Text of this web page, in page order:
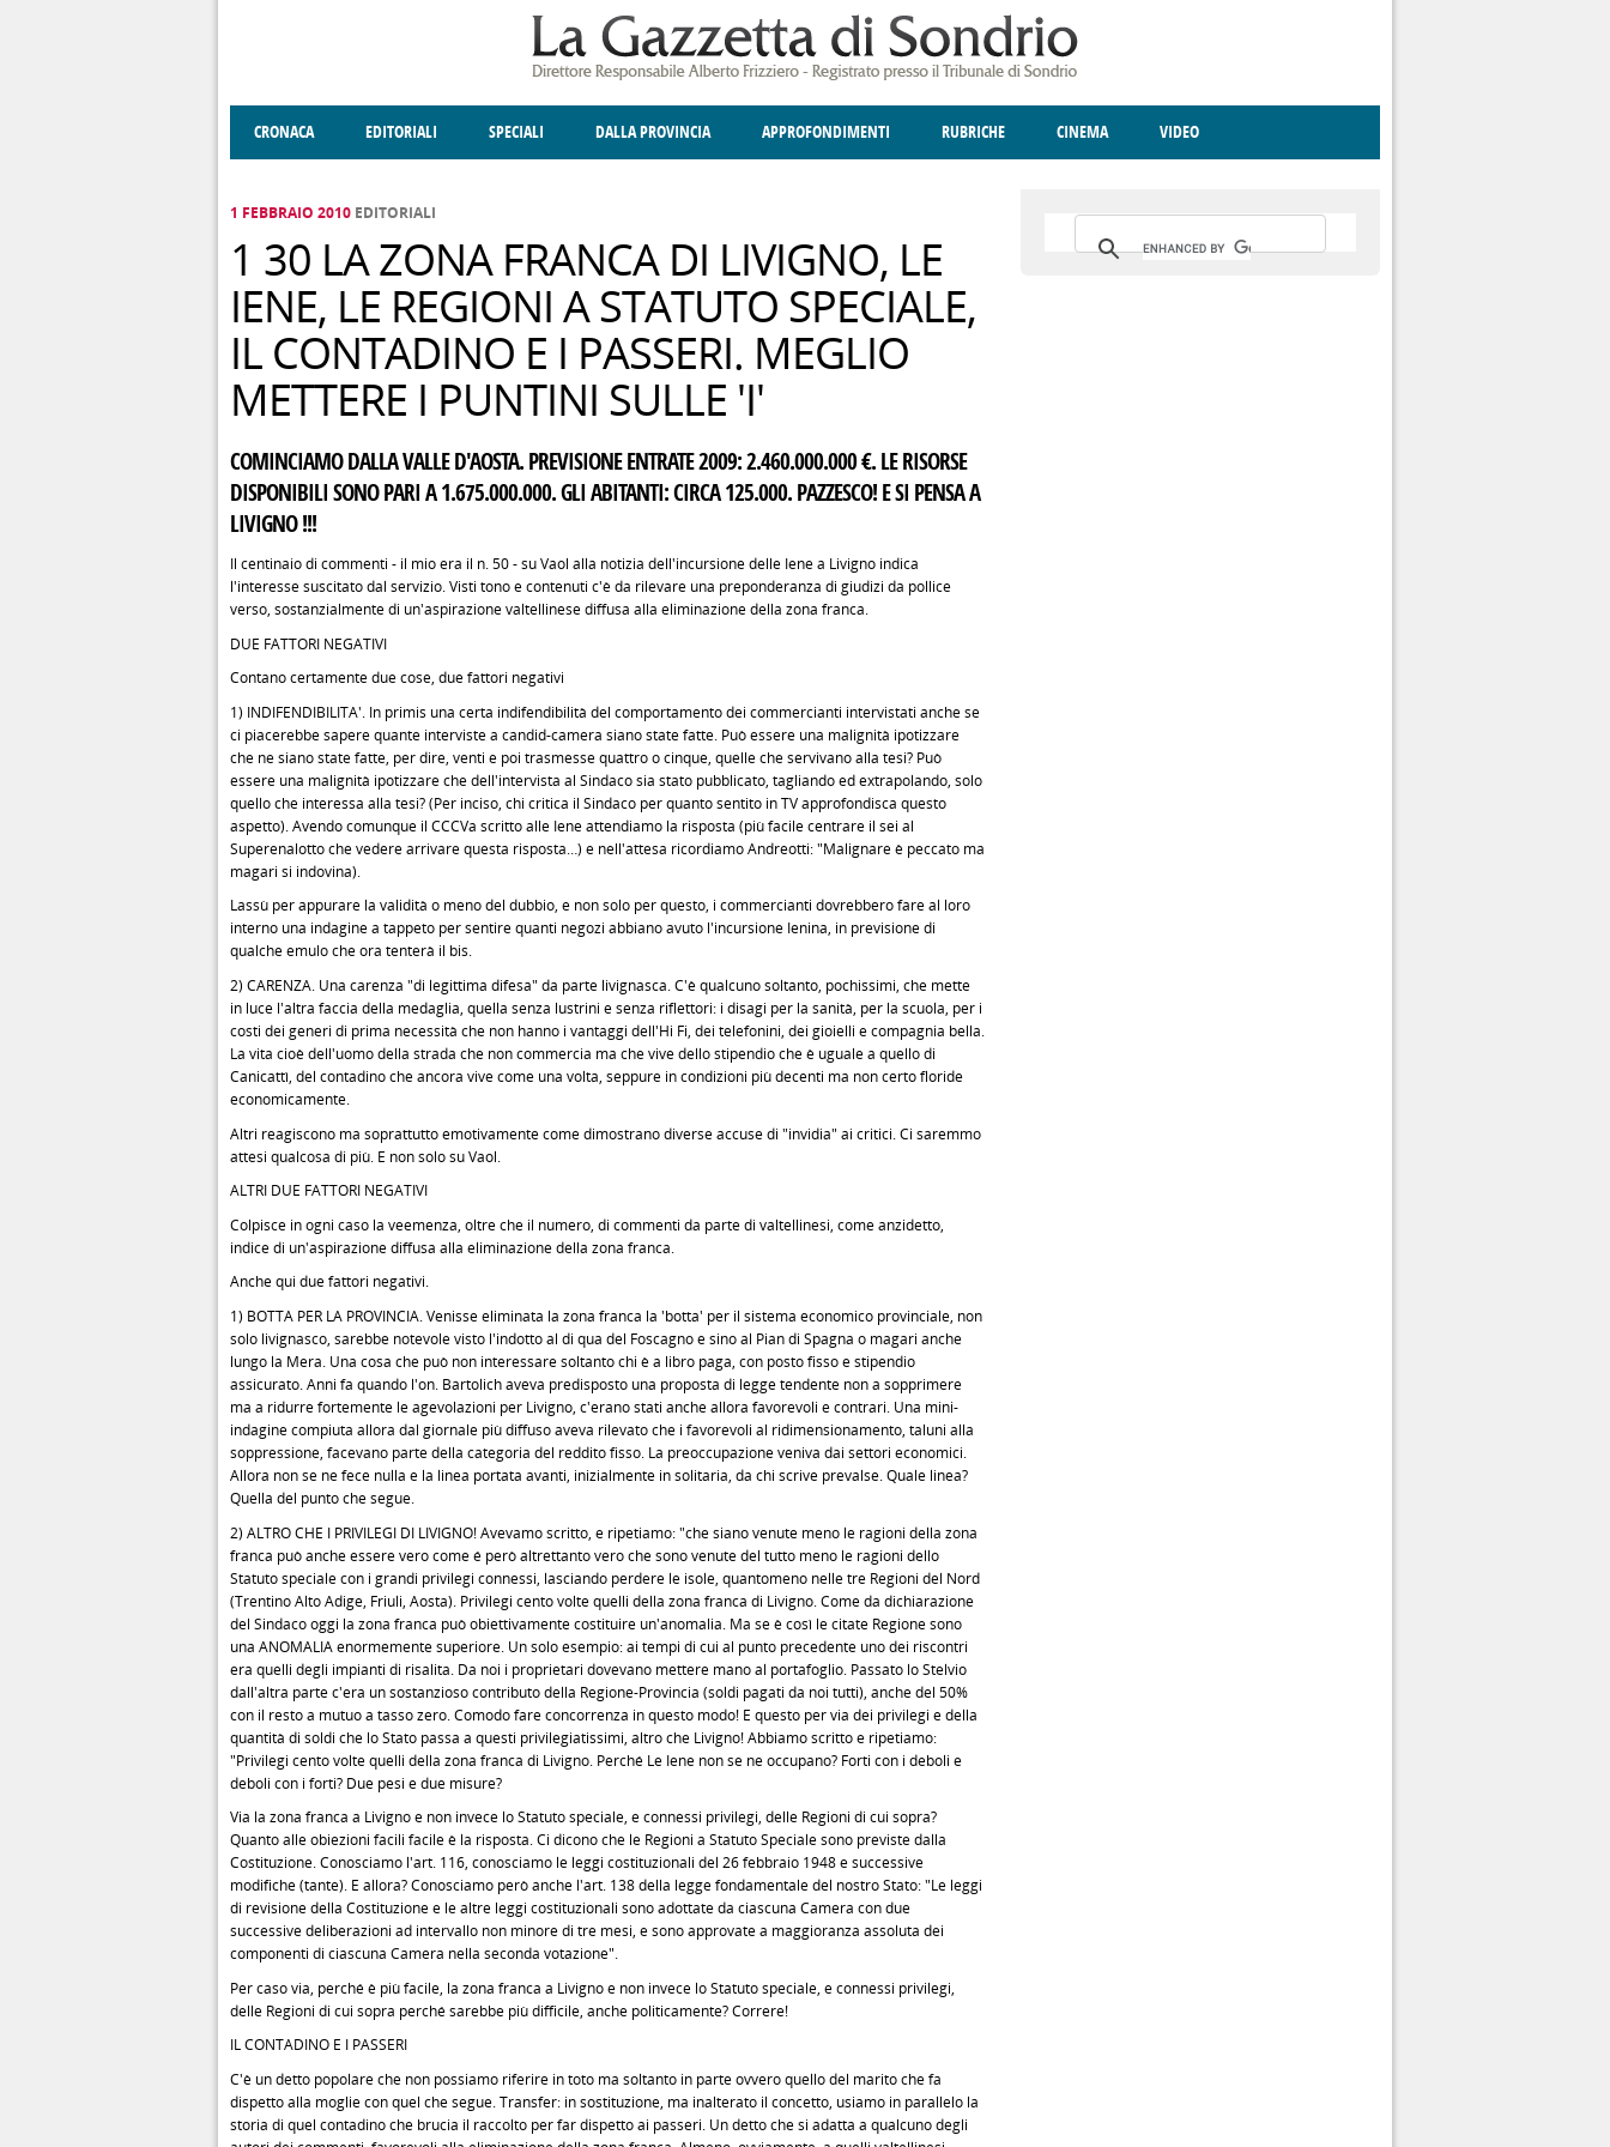
CRONACA EDITORIALI SPECIALI DALLA PROVINCIA APPROFONDIMENTI RUBRICHE CINEMA VIDEO
1 FEBBRAIO 2010 EDITORIALI
1 30 LA ZONA FRANCA DI LIVIGNO, LE
IENE, LE REGIONI A STATUTO SPECIALE,
IL CONTADINO E I PASSERI. MEGLIO
METTERE I PUNTINI SULLE 'I'
COMINCIAMO DALLA VALLE D'AOSTA. PREVISIONE ENTRATE 2009: 2.460.000.000 €. LE RISORSE
DISPONIBILI SONO PARI A 1.675.000.000. GLI ABITANTI: CIRCA 125.000. PAZZESCO! E SI PENSA A
LIVIGNO !!!
Il centinaio di commenti - il mio era il n. 50 - su Vaol alla notizia dell'incursione delle Iene a Livigno indica
l'interesse suscitato dal servizio. Visti tono e contenuti c'è da rilevare una preponderanza di giudizi da pollice
verso, sostanzialmente di un'aspirazione valtellinese diffusa alla eliminazione della zona franca.
DUE FATTORI NEGATIVI
Contano certamente due cose, due fattori negativi
1) INDIFENDIBILITA'. In primis una certa indifendibilità del comportamento dei commercianti intervistati anche se
ci piacerebbe sapere quante interviste a candid-camera siano state fatte. Può essere una malignità ipotizzare
che ne siano state fatte, per dire, venti e poi trasmesse quattro o cinque, quelle che servivano alla tesi? Può
essere una malignità ipotizzare che dell'intervista al Sindaco sia stato pubblicato, tagliando ed extrapolando, solo
quello che interessa alla tesi? (Per inciso, chi critica il Sindaco per quanto sentito in TV approfondisca questo
aspetto). Avendo comunque il CCCVa scritto alle Iene attendiamo la risposta (più facile centrare il sei al
Superenalotto che vedere arrivare questa risposta…) e nell'attesa ricordiamo Andreotti: "Malignare è peccato ma
magari si indovina).
Lassù per appurare la validità o meno del dubbio, e non solo per questo, i commercianti dovrebbero fare al loro
interno una indagine a tappeto per sentire quanti negozi abbiano avuto l'incursione Ienina, in previsione di
qualche emulo che ora tenterà il bis.
2) CARENZA. Una carenza "di legittima difesa" da parte livignasca. C'è qualcuno soltanto, pochissimi, che mette
in luce l'altra faccia della medaglia, quella senza lustrini e senza riflettori: i disagi per la sanità, per la scuola, per i
costi dei generi di prima necessità che non hanno i vantaggi dell'Hi Fi, dei telefonini, dei gioielli e compagnia bella.
La vita cioè dell'uomo della strada che non commercia ma che vive dello stipendio che è uguale a quello di
Canicattì, del contadino che ancora vive come una volta, seppure in condizioni più decenti ma non certo floride
economicamente.
Altri reagiscono ma soprattutto emotivamente come dimostrano diverse accuse di "invidia" ai critici. Ci saremmo
attesi qualcosa di più. E non solo su Vaol.
ALTRI DUE FATTORI NEGATIVI
Colpisce in ogni caso la veemenza, oltre che il numero, di commenti da parte di valtellinesi, come anzidetto,
indice di un'aspirazione diffusa alla eliminazione della zona franca.
Anche qui due fattori negativi.
1) BOTTA PER LA PROVINCIA. Venisse eliminata la zona franca la 'botta' per il sistema economico provinciale, non
solo livignasco, sarebbe notevole visto l'indotto al di qua del Foscagno e sino al Pian di Spagna o magari anche
lungo la Mera. Una cosa che può non interessare soltanto chi è a libro paga, con posto fisso e stipendio
assicurato. Anni fa quando l'on. Bartolich aveva predisposto una proposta di legge tendente non a sopprimere
ma a ridurre fortemente le agevolazioni per Livigno, c'erano stati anche allora favorevoli e contrari. Una mini-
indagine compiuta allora dal giornale più diffuso aveva rilevato che i favorevoli al ridimensionamento, taluni alla
soppressione, facevano parte della categoria del reddito fisso. La preoccupazione veniva dai settori economici.
Allora non se ne fece nulla e la linea portata avanti, inizialmente in solitaria, da chi scrive prevalse. Quale linea?
Quella del punto che segue.
2) ALTRO CHE I PRIVILEGI DI LIVIGNO! Avevamo scritto, e ripetiamo: "che siano venute meno le ragioni della zona
franca può anche essere vero come é però altrettanto vero che sono venute del tutto meno le ragioni dello
Statuto speciale con i grandi privilegi connessi, lasciando perdere le isole, quantomeno nelle tre Regioni del Nord
(Trentino Alto Adige, Friuli, Aosta). Privilegi cento volte quelli della zona franca di Livigno. Come da dichiarazione
del Sindaco oggi la zona franca può obiettivamente costituire un'anomalia. Ma se è così le citate Regione sono
una ANOMALIA enormemente superiore. Un solo esempio: ai tempi di cui al punto precedente uno dei riscontri
era quelli degli impianti di risalita. Da noi i proprietari dovevano mettere mano al portafoglio. Passato lo Stelvio
dall'altra parte c'era un sostanzioso contributo della Regione-Provincia (soldi pagati da noi tutti), anche del 50%
con il resto a mutuo a tasso zero. Comodo fare concorrenza in questo modo! E questo per via dei privilegi e della
quantità di soldi che lo Stato passa a questi privilegiatissimi, altro che Livigno! Abbiamo scritto e ripetiamo:
"Privilegi cento volte quelli della zona franca di Livigno. Perché Le Iene non se ne occupano? Forti con i deboli e
deboli con i forti? Due pesi e due misure?
Via la zona franca a Livigno e non invece lo Statuto speciale, e connessi privilegi, delle Regioni di cui sopra?
Quanto alle obiezioni facili facile è la risposta. Ci dicono che le Regioni a Statuto Speciale sono previste dalla
Costituzione. Conosciamo l'art. 116, conosciamo le leggi costituzionali del 26 febbraio 1948 e successive
modifiche (tante). E allora? Conosciamo però anche l'art. 138 della legge fondamentale del nostro Stato: "Le leggi
di revisione della Costituzione e le altre leggi costituzionali sono adottate da ciascuna Camera con due
successive deliberazioni ad intervallo non minore di tre mesi, e sono approvate a maggioranza assoluta dei
componenti di ciascuna Camera nella seconda votazione".
Per caso via, perché è più facile, la zona franca a Livigno e non invece lo Statuto speciale, e connessi privilegi,
delle Regioni di cui sopra perché sarebbe più difficile, anche politicamente? Correre!
IL CONTADINO E I PASSERI
C'è un detto popolare che non possiamo riferire in toto ma soltanto in parte ovvero quello del marito che fa
dispetto alla moglie con quel che segue. Transfer: in sostituzione, ma inalterato il concetto, usiamo in parallelo la
storia di quel contadino che brucia il raccolto per far dispetto ai passeri. Un detto che si adatta a qualcuno degli